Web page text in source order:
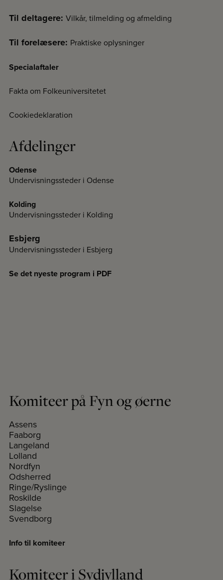
Til deltagere: Vilkår, tilmelding og afmelding
Til forelæsere: Praktiske oplysninger
Specialaftaler
Fakta om Folkeuniversitetet
Cookiedeklaration
Afdelinger
Odense
Undervisningssteder i Odense
Kolding
Undervisningssteder i Kolding
Esbjerg
Undervisningssteder i Esbjerg
Se det nyeste program i PDF
Komiteer på Fyn og øerne
Assens
Faaborg
Langeland
Lolland
Nordfyn
Odsherred
Ringe/Ryslinge
Roskilde
Slagelse
Svendborg
Info til komiteer
Komiteer i Sydjylland